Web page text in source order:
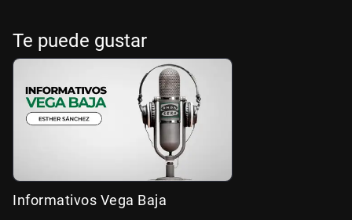
Te puede gustar
Informativos Vega Baja